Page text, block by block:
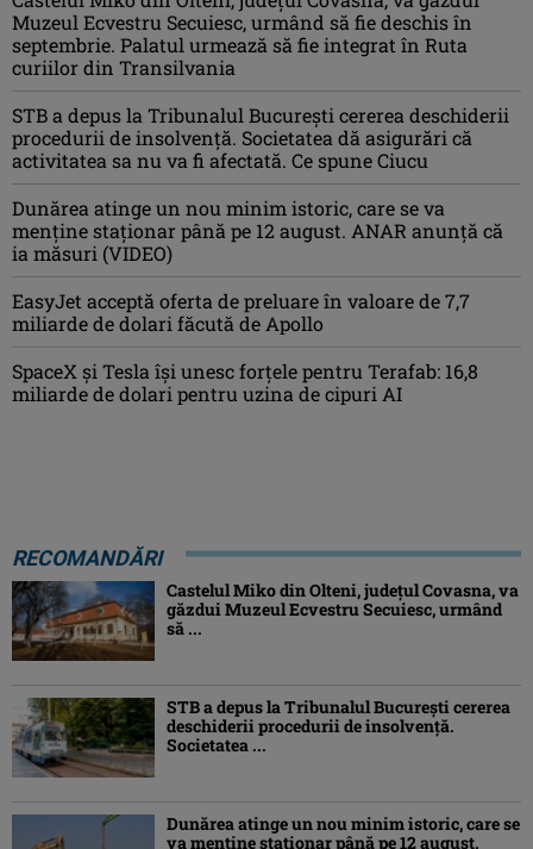
Muzeul Ecvestru Secuiesc, urmând să fie deschis în
septembrie. Palatul urmează să fie integrat în Ruta
curiilor din Transilvania
STB a depus la Tribunalul București cererea deschiderii
procedurii de insolvență. Societatea dă asigurări că
activitatea sa nu va fi afectată. Ce spune Ciucu
Dunărea atinge un nou minim istoric, care se va
menține staționar până pe 12 august. ANAR anunță că
ia măsuri (VIDEO)
EasyJet acceptă oferta de preluare în valoare de 7,7
miliarde de dolari făcută de Apollo
SpaceX și Tesla își unesc forțele pentru Terafab: 16,8
miliarde de dolari pentru uzina de cipuri AI
RECOMANDĂRI
Castelul Miko din Olteni, județul Covasna, va
găzdui Muzeul Ecvestru Secuiesc, urmând
să ...
STB a depus la Tribunalul București cererea
deschiderii procedurii de insolvență.
Societatea ...
Dunărea atinge un nou minim istoric, care se
va menține staționar până pe 12 august.